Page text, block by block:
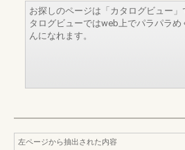
お探しのページは「カタログビュー
タログビューではweb上でパラパラ
んになれます。
左ページから抽出された内容